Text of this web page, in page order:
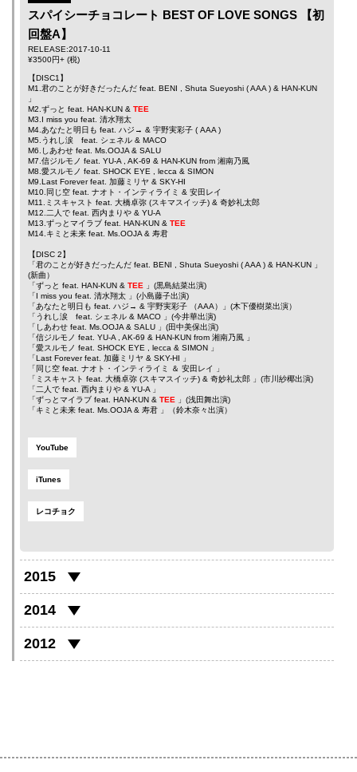
スパイシーチョコレート BEST OF LOVE SONGS 【初
回盤A】
RELEASE:2017-10-11
¥3500円+ (税)
【DISC1】
M1.君のことが好きだったんだ feat. BENI Shuta Sueyoshi (AAA ) & HAN-KUN
」
M2.ずっと feat. HAN-KUN & TEE
M3.I miss you feat. 清水翔太
M4.あなたと明日も feat. ハジ→ & 宇野実彩子 ( AAA )
M5.うれし涙 feat. シェネル & MACO
M6.しあわせ feat. Ms.OOJA & SALU
M7.信ジルモノ feat. YU-A AK-69 & HAN-KUN from 湘南乃風
M8.愛スルモノ feat. SHOCK EYE lecca & SIMON
M9.Last Forever feat. 加藤ミリヤ & SKY-HI
M10.同じ空 feat. ナオト・インティライミ & 安田レイ
M11.ミスキャスト feat. 大橋卓弥 (スキマスイッチ) & 奇妙礼太郎
M12.二人で feat. 西内まりや & YU-A
M13.ずっとマイラブ feat. HAN-KUN & TEE
M14.キミと未来 feat. Ms.OOJA & 寿君
【DISC 2】
「君のことが好きだったんだ feat. BENI Shuta Sueyoshi (AAA ) & HAN-KUN 」
(新曲）
「ずっと feat. HAN-KUN & TEE 」(黒島結菜出演)
「I miss you feat. 清水翔太 」(小島藤子出演)
「あなたと明日も feat. ハジ→ & 宇野実彩子 （AAA）」(木下優樹菜出演）
「うれし涙 feat. シェネル & MACO 」(今井華出演)
「しあわせ feat. Ms.OOJA & SALU 」(田中美保出演)
「信ジルモノ feat. YU-A AK-69 & HAN-KUN from 湘南乃風 」
「愛スルモノ feat. SHOCK EYE lecca & SIMON 」
「Last Forever feat. 加藤ミリヤ & SKY-HI 」
「同じ空 feat. ナオト・インティライミ ＆ 安田レイ
」
「ミスキャスト feat. 大橋卓弥 (スキマスイッチ) & 奇妙礼太郎 」(市川紗椰出演)
「二人で feat. 西内まりや & YU-A 」
「ずっとマイラブ feat. HAN-KUN & TEE 」(浅田舞出演)
「キミと未来 feat. Ms.OOJA & 寿君 」（鈴木奈々出演）
YouTube
iTunes
レコチョク
2015
2014
2012